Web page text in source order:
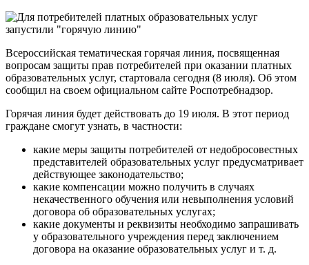
Всероссийская тематическая горячая линия, посвященная
вопросам защиты прав потребителей при оказании платных
образовательных услуг, стартовала сегодня (8 июля). Об этом
сообщил на своем официальном сайте Роспотребнадзор.
Горячая линия будет действовать до 19 июля. В этот период
граждане смогут узнать, в частности:
какие меры защиты потребителей от недобросовестных
представителей образовательных услуг предусматривает
действующее законодательство;
какие компенсации можно получить в случаях
некачественного обучения или невыполнения условий
договора об образовательных услугах;
какие документы и реквизиты необходимо запрашивать
у образовательного учреждения перед заключением
договора на оказание образовательных услуг и т. д.